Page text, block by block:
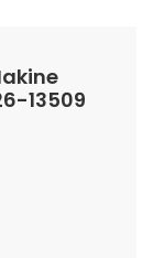
13509